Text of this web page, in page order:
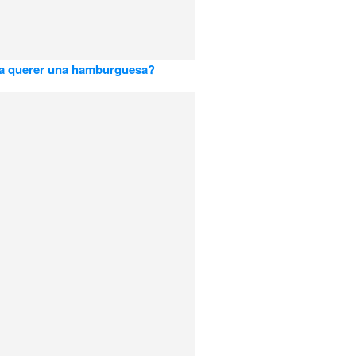
querer una hamburguesa?